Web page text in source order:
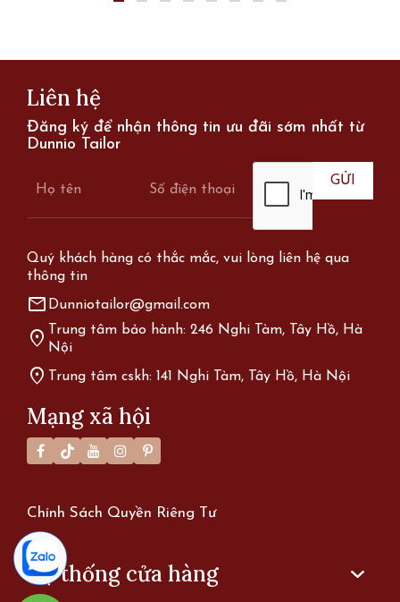
Liên hệ
Đăng ký để nhận thông tin ưu đãi sớm nhất từ
Dunnio Tailor
Quý khách hàng có thắc mắc, vui lòng liên hệ qua
thông tin
mail Dunniotailor@gmail.com
location_on
Trung tâm bảo hành: 246 Nghi Tàm, Tây Hồ, Hà
Nội
location_on Trung tâm cskh: 141 Nghi Tàm, Tây Hồ, Hà Nội
Mạng xã hội
Chính Sách Quyền Riêng Tư
Hệ thống cửa hàng